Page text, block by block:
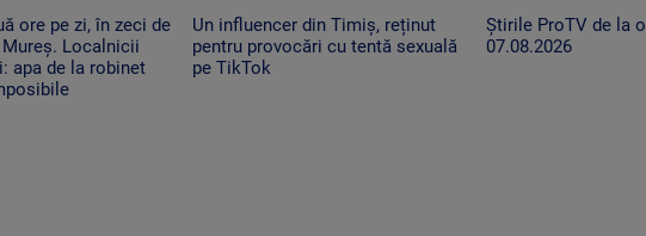
ore pe zi, în zeci de
Localnicii
apa de la robinet
Un influencer din Timiș, reținut
pentru provocări cu tentă sexuală
pe TikTok
Știrile ProTV de la
07.08.2026